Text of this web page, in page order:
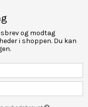
og modtag
i shoppen. Du kan